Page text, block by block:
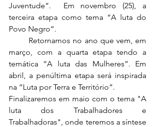
Juventude”.  Em novembro (25), a
terceira etapa como tema “A luta do
Povo Negro”.
março, com a quarta etapa tendo a
temática “A luta das Mulheres”. Em
abril, a penúltima etapa será inspirada
na “Luta por Terra e Território”.
Finalizaremos em maio com o tema "A
luta dos Trabalhadores e
Trabalhadoras", onde teremos a síntese